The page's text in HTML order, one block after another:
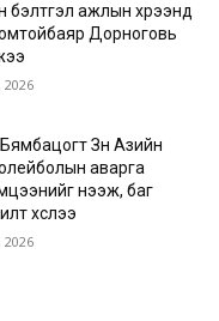
бэлтгэл ажлын хүрээнд
Дорноговь
2026
Зүүн Азийн
аварга
нээж, баг
хүслээ
2026